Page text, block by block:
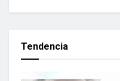
Tendencia